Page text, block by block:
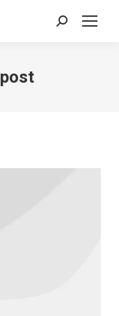
Search:
post